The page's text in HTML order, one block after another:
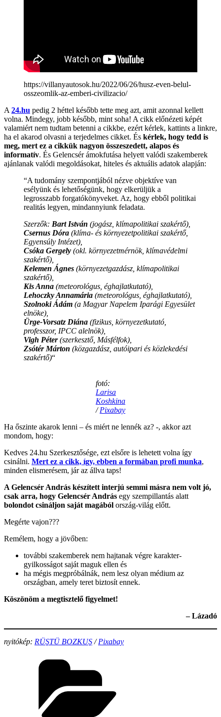
https://villanyautosok.hu/2022/06/26/husz-even-belul-
osszeomlik-az-emberi-civilizacio/
A 24.hu pedig 2 héttel később tette meg azt, amit azonnal kellett
volna. Mindegy, jobb később, mint soha! A cikk előnézeti képét
valamiért nem tudtam betenni a cikkbe, ezért kérlek, kattints a linkre,
ha el akarod olvasni a terjedelmes cikket. És kérlek, hogy tedd is
meg, mert ez a cikkük nagyon összeszedett, alapos és
informatív. És Gelencsér ámokfutása helyett valódi szakemberek
ajánlanak valódi megoldásokat, hiteles és aktuális adatok alapján:
“A tudomány szempontjából nézve objektíve van
esélyünk és lehetőségünk, hogy elkerüljük a
legrosszabb forgatókönyveket. Az, hogy ebből politikai
realitás legyen, mindannyiunk feladata.
Szerzők: Bart István (jogász, klímapolitikai szakértő),
Csernus Dóra (klíma- és környezetpolitikai szakértő,
Egyensúly Intézet),
Csóka Gergely (okl. környezetmérnök, klímavédelmi
szakértő),
Kelemen Ágnes (környezetgazdász, klímapolitikai
szakértő),
Kis Anna (meteorológus, éghajlatkutató),
Lehoczky Annamária (meteorológus, éghajlatkutató),
Szolnoki Ádám (a Magyar Napelem Iparági Egyesület
elnöke),
Ürge-Vorsatz Diána (fizikus, környezetkutató,
professzor, IPCC alelnök),
Vigh Péter(szerkesztő, Másfélfok),
Zsótér Márton (közgazdász, autóipari és közlekedési
szakértő)“
fotó:
Larisa
Koshkina
/Pixabay
Ha őszinte akarok lenni – és miért ne lennék az? -, akkor azt
mondom, hogy:
Kedves 24.hu Szerkesztősége, ezt elsőre is lehetett volna így
csinálni. Mert ez a cikk, így, ebben a formában profi munka,
minden elismerésem, jár az állva taps!
A Gelencsér András készített interjú semmi másra nem volt jó,
csak arra, hogy Gelencsér András egy szempillantás alatt
bolondot csináljon saját magából ország-világ előtt.
Megérte vajon???
Remélem, hogy a jövőben:
további szakemberek nem hajtanak végre karakter-
gyilkosságot saját maguk ellen és
ha mégis megpróbálnák, nem lesz olyan médium az
országban, amely teret biztosít ennek.
Köszönöm a megtisztelő figyelmet!
– Lázadó
nyitókép: RÜŞTÜ BOZKUŞ /Pixabay